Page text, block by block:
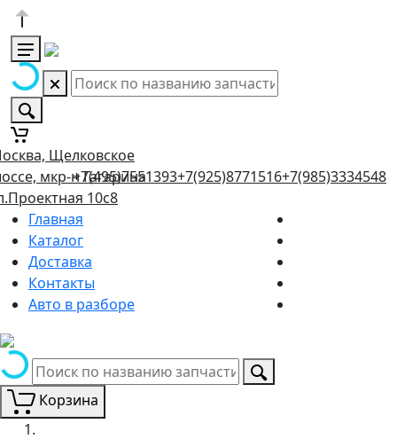
Щелковское
мкр-н Гагарина
10с8
+7(495)7551393+7(925)8771516+7(985)3334548
Главная
Каталог
Доставка
Контакты
Авто в разборе
Корзина